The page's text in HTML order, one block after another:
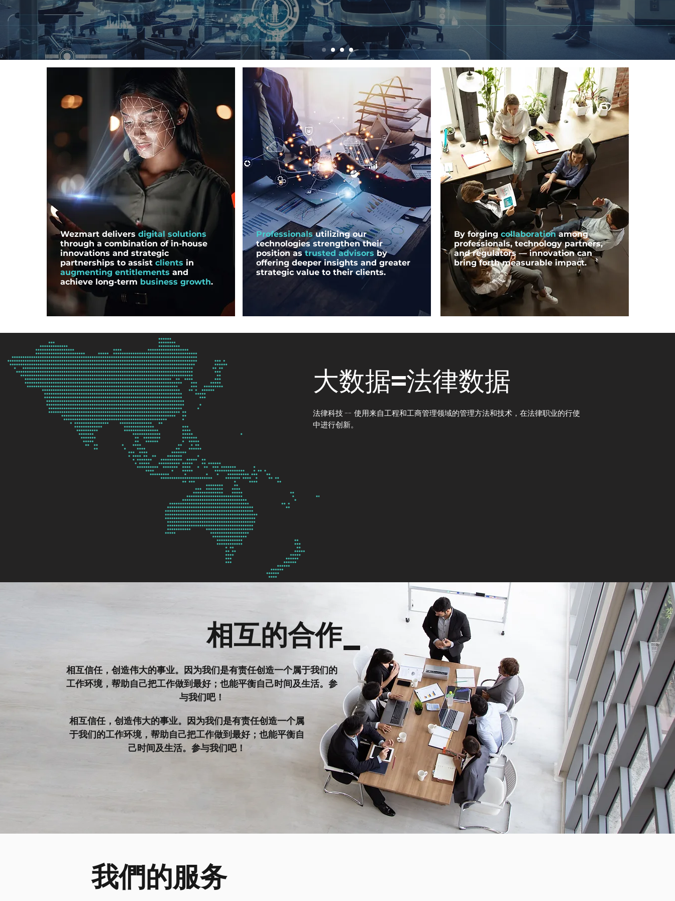
Wezmart delivers digital solutions
through a combination of in-house
innovations and strategic
partnerships to assist clients in
augmenting entitlements and
achieve long-term business growth.
Professionalsutilizing our
technologies strengthen their
position astrusted advisors by
offering deeper insights and greater
strategic value to their clients.
By forging collaborationamong
professionals, technology partners,
and regulators — innovation can
bring forth measurable impact.
大数据=法律数据
法律科技 -- 使用来自工程和工商管理领域的管理方法和技术，在法律职业的行使
中进行创新。
相互的合作_
相互信任，创造伟大的事业。因为我们是有责任创造一个属于我们的
工作环境，帮助自己把工作做到最好；也能平衡自己时间及生活。参
与我们吧！
相互信任，创造伟大的事业。因为我们是有责任创造一个属
于我们的工作环境，帮助自己把工作做到最好；也能平衡自
己时间及生活。参与我们吧！
我們的服务